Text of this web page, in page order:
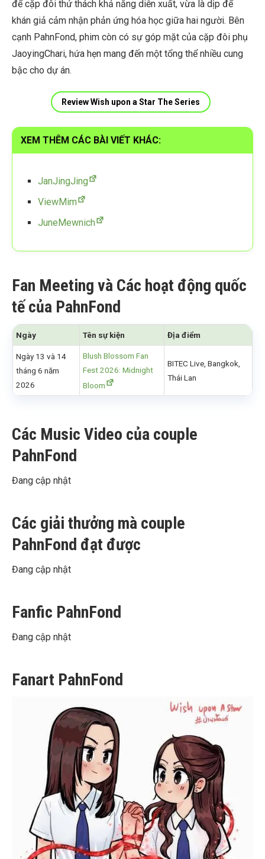
để cặp đôi thử thách khả năng diễn xuất, vừa là dịp để
khán giả cảm nhận phản ứng hóa học giữa hai người. Bên
cạnh PahnFond, phim còn có sự góp mặt của cặp đôi phụ
JaoyingChari, hứa hẹn mang đến một tổng thể nhiều cung
bậc cho dự án.
Review Wish upon a Star The Series
XEM THÊM CÁC BÀI VIẾT KHÁC:
JanJingJing
ViewMim
JuneMewnich
Fan Meeting và Các hoạt động quốc
tế của PahnFond
Ngày Tên sự kiện Địa điểm
Ngày 13 và 14
tháng 6 năm
2026
Blush Blossom Fan
Fest 2026: Midnight
Bloom
BITEC Live, Bangkok,
Thái Lan
Các Music Video của couple
PahnFond
Đang cập nhật
Các giải thưởng mà couple
PahnFond đạt được
Đang cập nhật
Fanfic PahnFond
Đang cập nhật
Fanart PahnFond